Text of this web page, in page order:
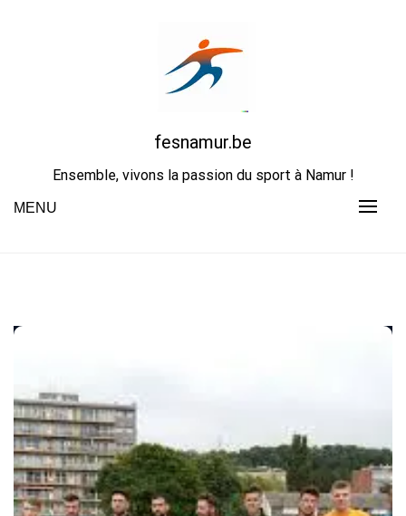
fesnamur.be
Ensemble, vivons la passion du sport à Namur !
MENU